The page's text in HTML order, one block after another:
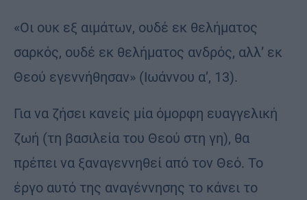
«Οι ουκ εξ αιμάτων, ουδέ εκ θελήματος
σαρκός, ουδέ εκ θελήματος ανδρός, αλλ’ εκ
Θεού εγεννήθησαν» (Ιωάννου α’, 13).
Για να ζήσει κανείς μία όμορφη ευαγγελική
ζωή (τη βασιλεία του Θεού στη γη), θα
πρέπει να ξαναγεννηθεί από τον Θεό. Το
έργο αυτό της αναγέννησης το κάνει το